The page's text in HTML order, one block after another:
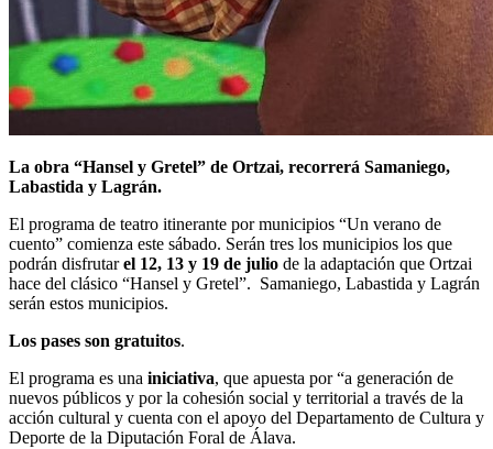
La obra “Hansel y Gretel” de Ortzai, recorrerá Samaniego,
Labastida y Lagrán.
El programa de teatro itinerante por municipios “Un verano de
cuento” comienza este sábado. Serán tres los municipios los que
podrán disfrutarel 12, 13 y 19 de julio de la adaptación que Ortzai
hace del clásico “Hansel y Gretel”. Samaniego, Labastida y Lagrán
serán estos municipios.
Los pases son gratuitos.
El programa es una iniciativa, que apuesta por “a generación de
nuevos públicos y por la cohesión social y territorial a través de la
acción cultural y cuenta con el apoyo del Departamento de Cultura y
Deporte de la Diputación Foral de Álava.